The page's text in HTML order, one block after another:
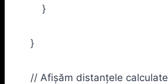
}
}
// Afișăm distanțele calculate